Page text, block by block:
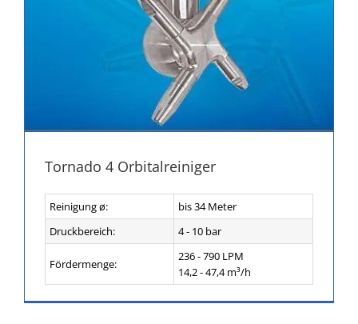
Tornado 4 Orbitalreiniger
Reinigung ø:
bis 34 Meter
Druckbereich:
4 - 10 bar
Fördermenge:
236 - 790 LPM
14,2 - 47,4 m³/h